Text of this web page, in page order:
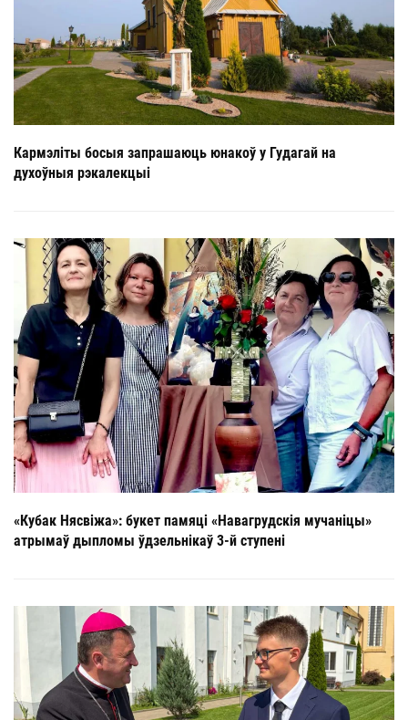
Кармэліты босыя запрашаюць юнакоў у Гудагай на
духоўныя рэкалекцыі
«Кубак Нясвіжа»: букет памяці «Навагрудскія мучаніцы»
атрымаў дыпломы ўдзельнікаў 3-й ступені